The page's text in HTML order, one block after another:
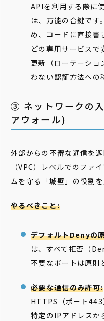
APIを利用する際に
は、万能の合鍵です
め、コードに直接書
どの専用サービスで
更新（ローテーショ
わない認証方法への
③ ネットワークの
アウォール)
外部からの不審な通信を
（VPC）レベルでのファ
ムを守る「城壁」の役割を
やるべきこと:
デフォルトDenyの
は、すべて拒否（
不要なポートは原則
必要な通信のみ許可:
HTTPS（ポート
特定のIPアドレスか